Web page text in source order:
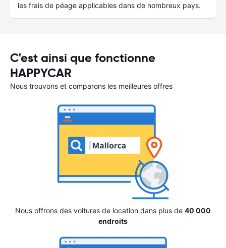
les frais de péage applicables dans de nombreux pays.
C'est ainsi que fonctionne
HAPPYCAR
Nous trouvons et comparons les meilleures offres
Nous offrons des voitures de location dans plus de 40 000
endroits